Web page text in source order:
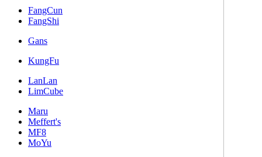
FangCun
FangShi
Gans
KungFu
LanLan
LimCube
Maru
Meffert's
MF8
MoYu